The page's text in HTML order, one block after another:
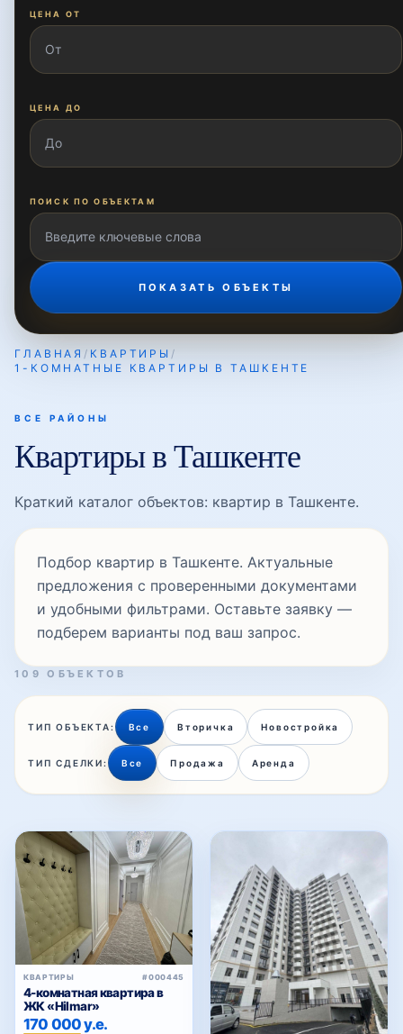
ЦЕНА ОТ
ЦЕНА ДО
ПОИСК ПО ОБЪЕКТАМ
ПОКАЗАТЬ ОБЪЕКТЫ
ГЛАВНАЯ / КВАРТИРЫ /
1-КОМНАТНЫЕ КВАРТИРЫ В ТАШКЕНТЕ
ВСЕ РАЙОНЫ
Квартиры в Ташкенте
Краткий каталог объектов: квартир в Ташкенте.
Подбор квартир в Ташкенте. Актуальные
предложения с проверенными документами
и удобными фильтрами. Оставьте заявку —
подберем варианты под ваш запрос.
109 ОБЪЕКТОВ
ТИП ОБЪЕКТА: Все Вторичка Новостройка
ТИП СДЕЛКИ: Все Продажа Аренда
КВАРТИРЫ #000445
4-комнатная квартира в
ЖК «Hilmar»
170 000 у.е.